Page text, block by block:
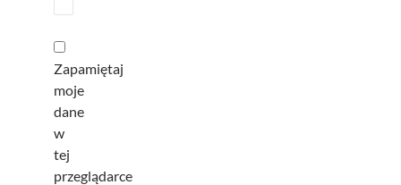
Zapamiętaj
moje
dane
w
tej
przeglądarce